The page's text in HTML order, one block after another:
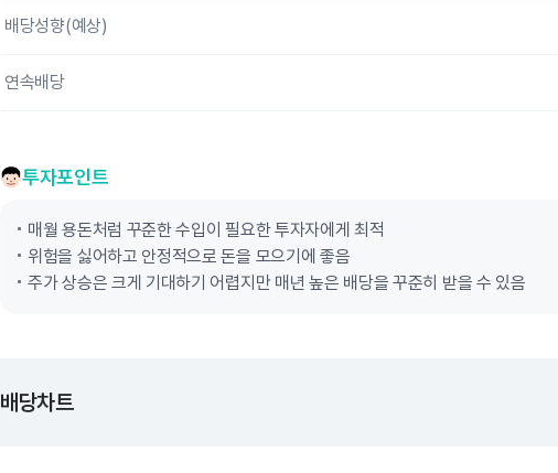
배당성향(예상)
연속배당
투자포인트
매월 용돈처럼 꾸준한 수입이 필요한 투자자에게 최적
위험을 싫어하고 안정적으로 돈을 모으기에 좋음
주가 상승은 크게 기대하기 어렵지만 매년 높은 배당을 꾸준히 받을 수 있음
배당차트